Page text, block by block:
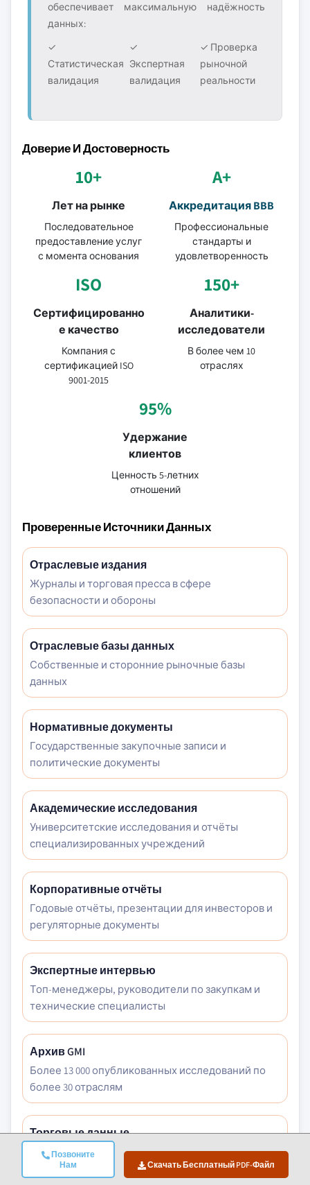
Позвоните
Нам
Скачать Бесплатный PDF-Файл
обеспечивает максимальную надёжность
данных:
✓
Статистическая
валидация
✓
Экспертная
валидация
✓ Проверка
рыночной
реальности
Доверие И Достоверность
10+
Лет на рынке
Последовательное
предоставление услуг
с момента основания
A+
Аккредитация BBB
Профессиональные
стандарты и
удовлетворенность
ISO
Сертифицированно
е качество
Компания с
сертификацией ISO
9001-2015
150+
Аналитики-
исследователи
В более чем 10
отраслях
95%
Удержание
клиентов
Ценность 5-летних
отношений
Проверенные Источники Данных
Отраслевые издания
Журналы и торговая пресса в сфере
безопасности и обороны
Отраслевые базы данных
Собственные и сторонние рыночные базы
данных
Нормативные документы
Государственные закупочные записи и
политические документы
Академические исследования
Университетские исследования и отчёты
специализированных учреждений
Корпоративные отчёты
Годовые отчёты, презентации для инвесторов и
регуляторные документы
Экспертные интервью
Топ-менеджеры, руководители по закупкам и
технические специалисты
Архив GMI
Более 13 000 опубликованных исследований по
более 30 отраслям
Торговые данные
Объёмы импорта/экспорта, коды ТН ВЭД и
таможенные записи